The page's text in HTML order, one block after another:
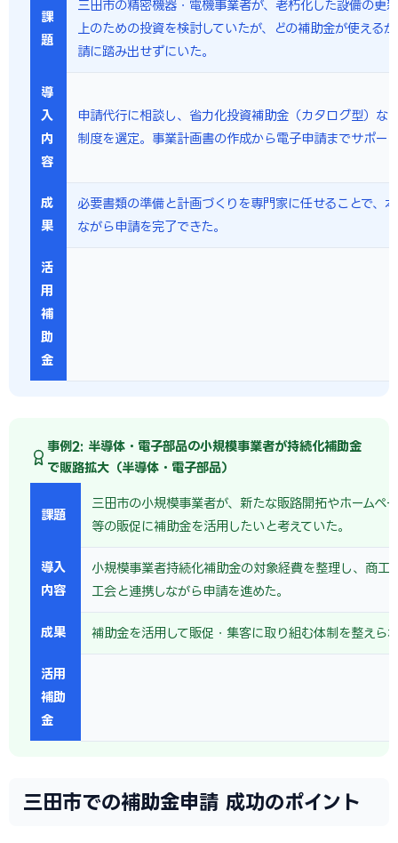
課
題
三田市の精密機器・電機事業者が、老朽化した設備の更
上のための投資を検討していたが、どの補助金が使える
請に踏み出せずにいた。
導
入
内
容
申請代行に相談し、省力化投資補助金（カタログ型）な
制度を選定。事業計画書の作成から電子申請までサポー
成
果
必要書類の準備と計画づくりを専門家に任せることで、
ながら申請を完了できた。
活
用
補
助
金
事例2: 半導体・電子部品の小規模事業者が持続化補助金
で販路拡大（半導体・電子部品）
課題
三田市の小規模事業者が、新たな販路開拓やホームペ
等の販促に補助金を活用したいと考えていた。
導入
内容
小規模事業者持続化補助金の対象経費を整理し、商工
工会と連携しながら申請を進めた。
成果 補助金を活用して販促・集客に取り組む体制を整えら
活用
補助
金
三田市での補助金申請 成功のポイント